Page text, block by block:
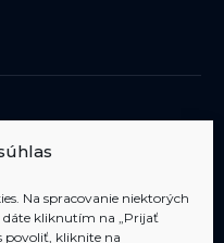
Na spracovanie niektorých
dáte kliknutím na „Prijať
povoliť, kliknite na